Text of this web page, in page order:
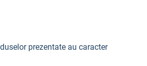
prezentate au caracter